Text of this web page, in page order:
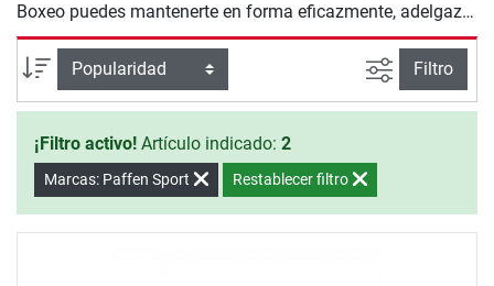
Boxeo puedes mantenerte en forma eficazmente, adelgazar
y cuidar tu salud.
Ordenar por
Busqueda
Filtro
¡Filtro activo! Artículo indicado: 2
Marcas: Paffen Sport Restablecer filtro